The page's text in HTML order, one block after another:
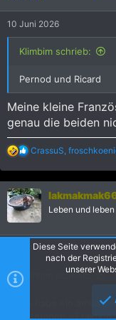
n
:
10 Juni 2026
Klimbim schrieb:
Pernod und Ricard
Meine kleine
genau die beiden
R
a
k
t
i
o
e
n
CrassuS
Leben und
11 Juni 2026
Klimbim schrieb:
Ich habe ein
Diese Seite
nach der
unserer